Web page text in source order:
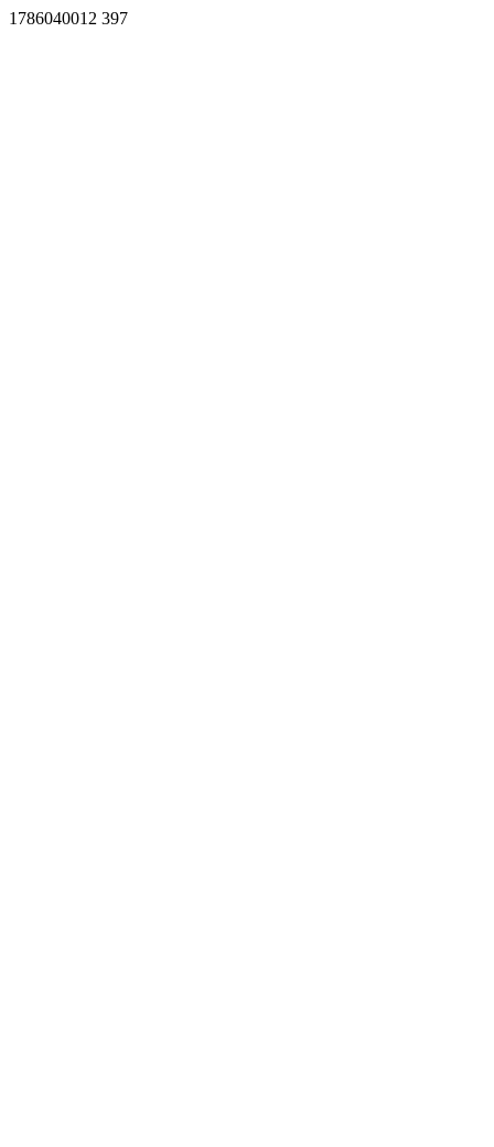
1786040012 397